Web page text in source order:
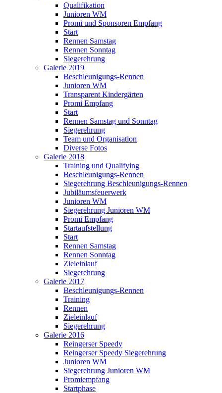
Qualifikation
Junioren WM
Promi und Sponsoren Empfang
Start
Rennen Samstag
Rennen Sonntag
Siegerehrung
Galerie 2019
Beschleunigungs-Rennen
Junioren WM
Transparent Kindergärten
Promi Empfang
Start
Rennen Samstag und Sonntag
Siegerehrung
Team und Organisation
Diverse Fotos
Galerie 2018
Training und Qualifying
Beschleunigungs-Rennen
Siegerehrung Beschleunigungs-Rennen
Jubiläumsfeuerwerk
Junioren WM
Siegerehrung Junioren WM
Promi Empfang
Startaufstellung
Start
Rennen Samstag
Rennen Sonntag
Zieleinlauf
Siegerehrung
Galerie 2017
Beschleunigungs-Rennen
Training
Rennen
Zieleinlauf
Siegerehrung
Galerie 2016
Reingerser Speedy
Reingerser Speedy Siegerehrung
Junioren WM
Siegerehrung Junioren WM
Promiempfang
Startphase